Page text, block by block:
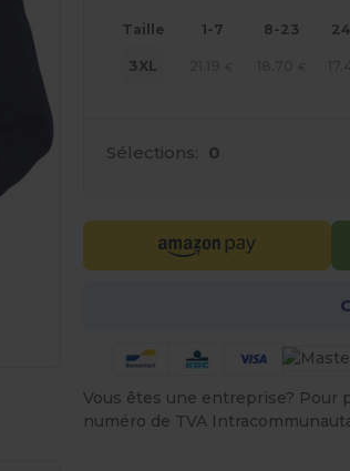
Taille 1-7 8-23
3XL
Sélections: 0
Vous êtes une entreprise? Pour
numéro de TVA